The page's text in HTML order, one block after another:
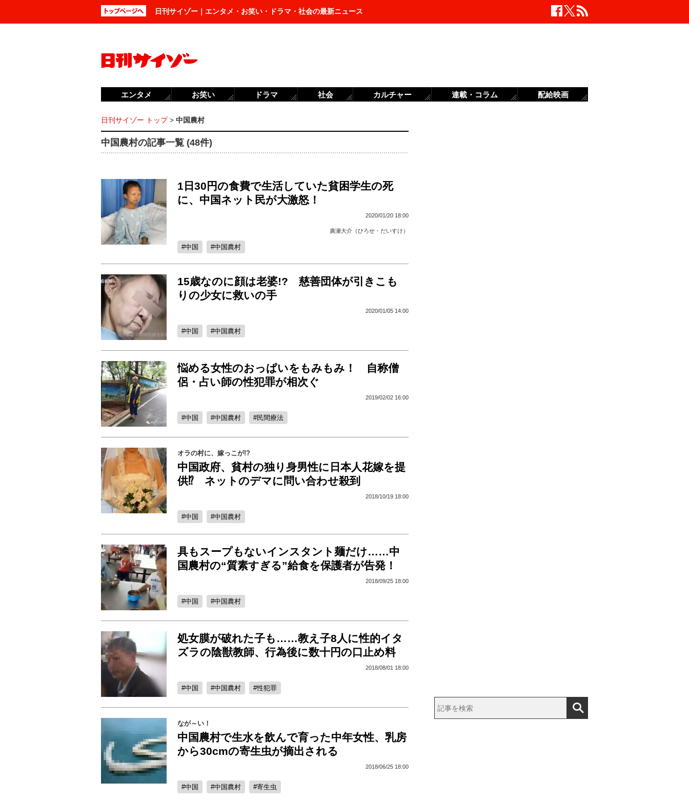
日刊サイゾー｜エンタメ・お笑い・ドラマ・社会の最新ニュース
日刊サイゾー トップ> 中国農村
中国農村の記事一覧 (48件)
1日30円の食費で生活していた貧困学生の死
に、中国ネット民が大激怒！
2020/01/20 18:00
廣瀬大介（ひろせ・だいすけ）
中国 中国農村
15歳なのに顔は老婆!? 慈善団体が引きこも
りの少女に救いの手
2020/01/05 14:00
中国 中国農村
悩める女性のおっぱいをもみもみ！ 自称僧
侶・占い師の性犯罪が相次ぐ
2019/02/02 16:00
中国 中国農村 民間療法
オラの村に、嫁っこが!?
中国政府、貧村の独り身男性に日本人花嫁を提
供⁉ ネットのデマに問い合わせ殺到
2018/10/19 18:00
中国 中国農村
具もスープもないインスタント麺だけ……中
国農村の“質素すぎる”給食を保護者が告発！
2018/09/25 18:00
中国 中国農村
処女膜が破れた子も……教え子8人に性的イタ
ズラの陰獣教師、行為後に数十円の口止め料
2018/08/01 18:00
中国 中国農村 性犯罪
なが～い！
中国農村で生水を飲んで育った中年女性、乳房
から30cmの寄生虫が摘出される
2018/06/25 18:00
中国 中国農村 寄生虫
エンタメ お笑い ドラマ 社会 カルチャー 連載・コラム 配給映画